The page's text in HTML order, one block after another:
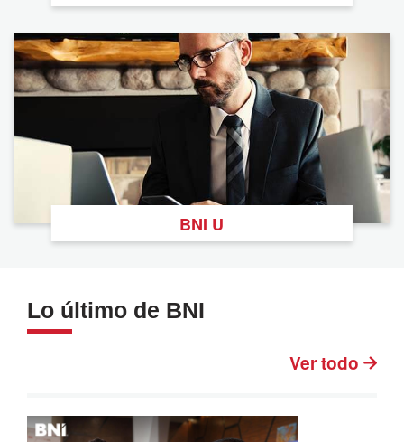
BNI U
Lo último de BNI
Ver todo